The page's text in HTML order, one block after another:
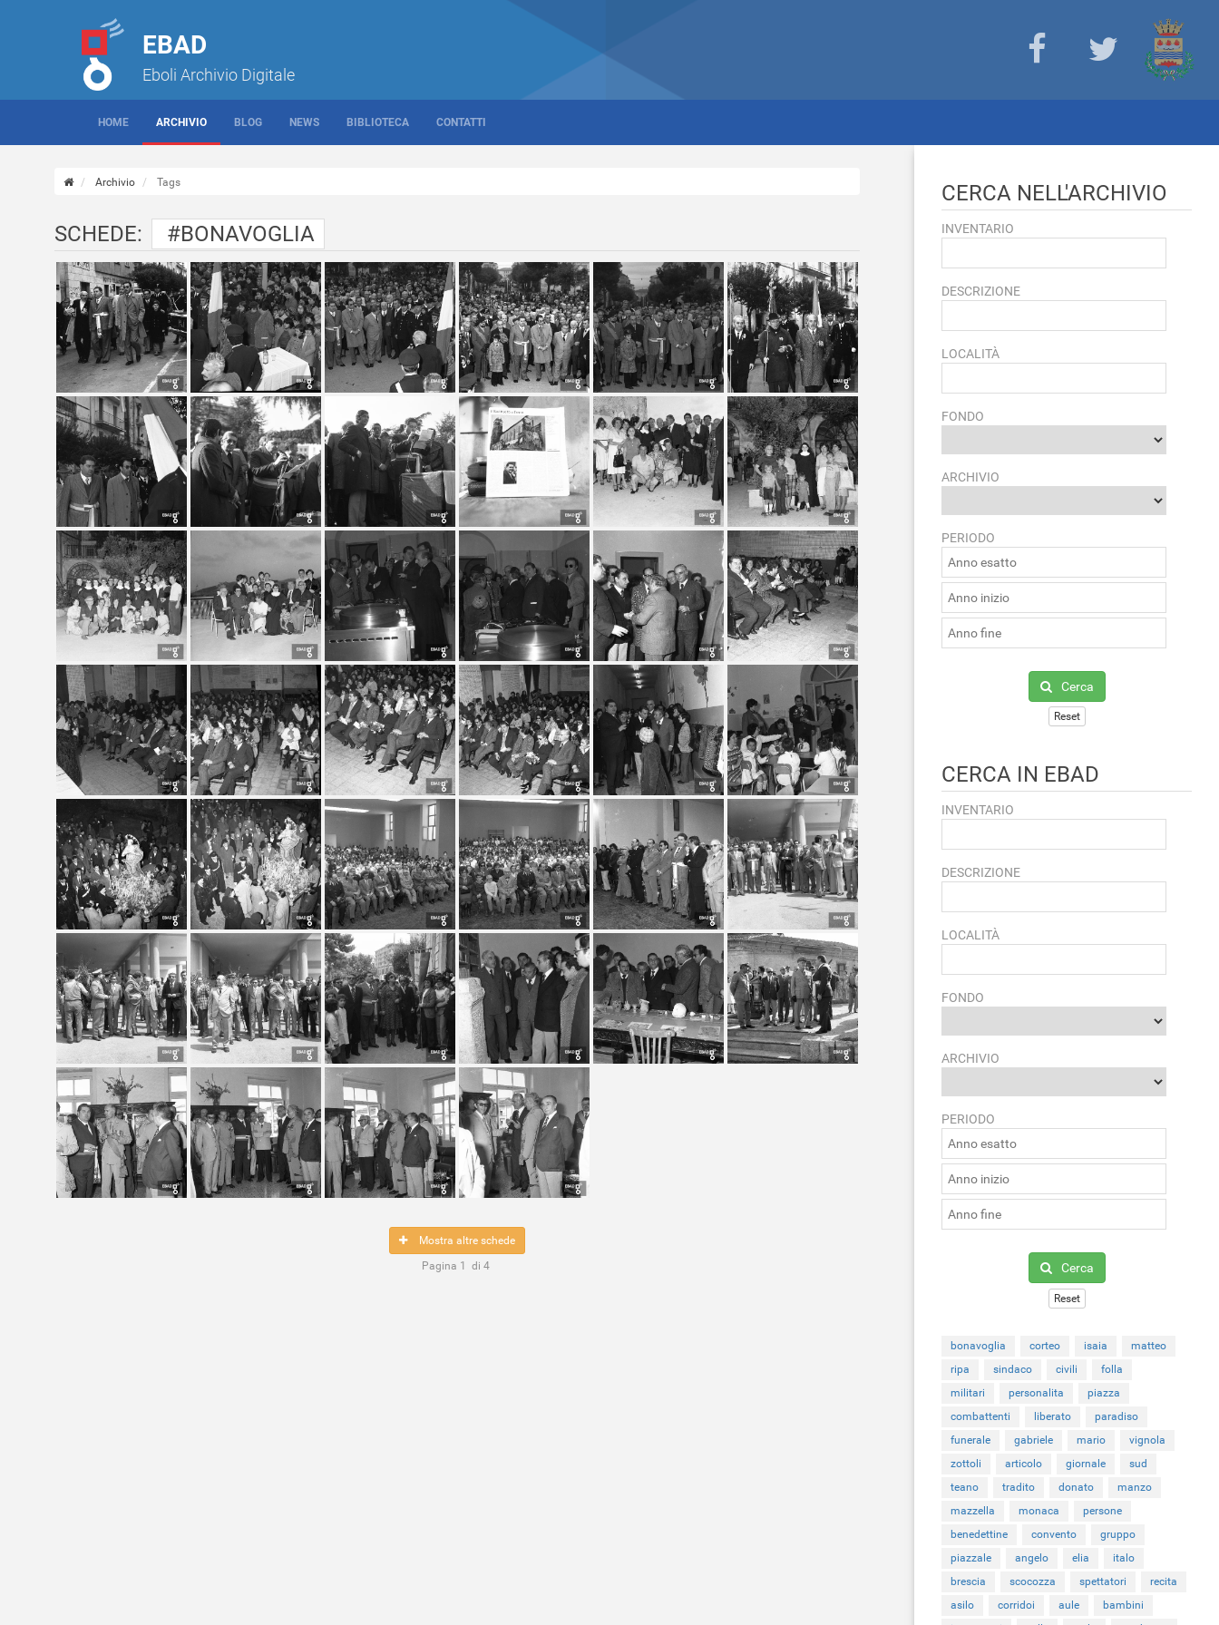
EBAD
Eboli Archivio Digitale
HOME ARCHIVIO BLOG NEWS BIBLIOTECA CONTATTI
Archivio Tags
SCHEDE: #BONAVOGLIA
Mostra altre schede
Pagina 1 di 4
CERCA NELL'ARCHIVIO
INVENTARIO
DESCRIZIONE
LOCALITÀ
FONDO
ARCHIVIO
PERIODO
Cerca
Reset
CERCA IN EBAD
INVENTARIO
DESCRIZIONE
LOCALITÀ
FONDO
ARCHIVIO
PERIODO
Cerca
Reset
bonavoglia corteo isaia
matteo
ripa
sindaco civili
folla
militari
personalita
piazza
combattenti
liberato
paradiso
funerale
gabriele mario
vignola
zottoli
articolo giornale
sud
teano
tradito donato
manzo
mazzella
monaca
persone
benedettine
convento
gruppo
piazzale
angelo elia
italo
brescia
scocozza spettatori
recita
asilo
corridoi aule
bambini